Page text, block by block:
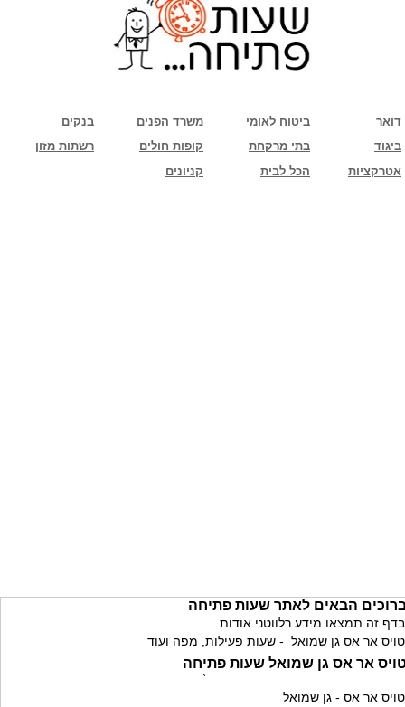
בנקים משרד הפנים ביטוח לאומי
דואר
רשתות מזון
קופות חולים בתי מרקחת
ביגוד
קניונים
הכל לבית אטרקציות
הבאים לאתר שעות פתיחה
בדף זה תמצאו מידע רלווטני אודות
טויס אר אס גן שמואל - שעות פעילות, מפה ועוד
אר אס גן שמואל שעות פתיחה
`
טויס אר אס - גן שמואל